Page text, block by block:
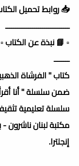
📥 روابط تحميل
ـــــــــــــــــــــــــــــــــ
▫️ 📘 نبذة عن الكتاب ▫️
ــــــــ
كتاب " الفرشاة
ضمن سلسلة " أنا
سلسلة تعليمية
مكتبة لبنان ناشرون -
إنجلترا.